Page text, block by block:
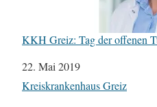
KKH Greiz: Tag der offenen
Datum
22. Mai 2019
In Bezug auf
Kreiskrankenhaus Greiz